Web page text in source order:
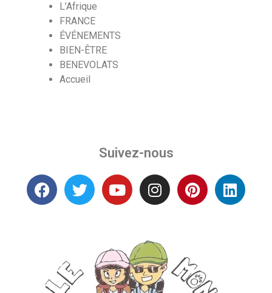
L’Afrique
FRANCE
ÉVÉNEMENTS
BIEN-ÊTRE
BENEVOLATS
Accueil
Suivez-nous